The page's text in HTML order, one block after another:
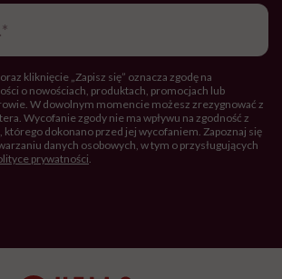
kliknięcie „Zapisz się” oznacza zgodę na
o nowościach, produktach, promocjach lub
W dowolnym momencie możesz zrezygnować z
Wycofanie zgody nie ma wpływu na zgodność z
którego dokonano przed jej wycofaniem. Zapoznaj się
danych osobowych, w tym o przysługujących
prywatności.